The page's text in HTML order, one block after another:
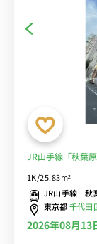
JR山手線「秋葉
を回避♪■選べる
1K/25.83m²
JR山手線 秋
東京都千代田
2026年08月13